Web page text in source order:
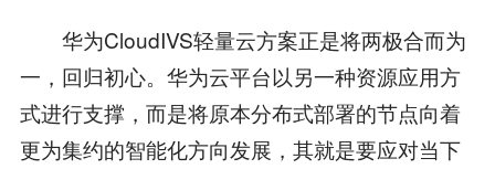
华为CloudIVS轻量云方案正是将两极合而为
一，回归初心。华为云平台以另一种资源应用方
式进行支撑，而是将原本分布式部署的节点向着
更为集约的智能化方向发展，其就是要应对当下